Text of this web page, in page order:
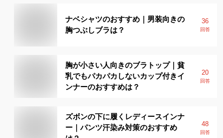
ナベシャツのおすすめ｜男装向きの
胸つぶしブラは？
36
回答
胸が小さい人向きのブラトップ｜貧
乳でもパカパカしないカップ付きイ
ンナーのおすすめは？
20
回答
ズボンの下に履くレディースインナ
ー｜パンツ汗染み対策のおすすめ
48
回答